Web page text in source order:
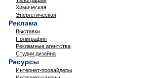
Химическая
Энергетическая
Реклама
Выставки
Полиграфия
Рекламные агентства
Студии дизайна
Ресурсы
Интернет-провайдеры